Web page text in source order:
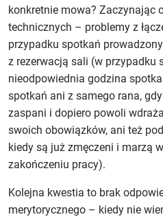
konkretnie mowa? Zaczynając
technicznych – problemy z
przypadku spotkań
z rezerwacją sali (w przypadku
nieodpowiednia godzina
spotkań ani z samego rana,
zaspani i dopiero powoli
swoich obowiązków, ani też
kiedy są już zmęczeni i marzą
zakończeniu pracy).
Kolejna kwestia to brak
merytorycznego – kiedy nie